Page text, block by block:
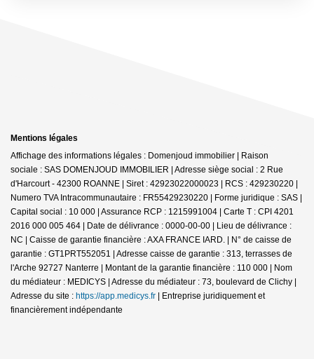
Mentions légales
Affichage des informations légales : Domenjoud immobilier | Raison
sociale : SAS DOMENJOUD IMMOBILIER | Adresse siège social : 2 Rue
d'Harcourt - 42300 ROANNE | Siret : 42923022000023 | RCS : 429230220 |
Numero TVA Intracommunautaire : FR55429230220 | Forme juridique : SAS |
Capital social : 10 000 | Assurance RCP : 1215991004 | Carte T : CPI 4201
2016 000 005 464 | Date de délivrance : 0000-00-00 | Lieu de délivrance :
NC | Caisse de garantie financière : AXA FRANCE IARD. | N° de caisse de
garantie : GT1PRT552051 | Adresse caisse de garantie : 313, terrasses de
l'Arche 92727 Nanterre | Montant de la garantie financière : 110 000 | Nom
du médiateur : MEDICYS | Adresse du médiateur : 73, boulevard de Clichy |
Adresse du site : https://app.medicys.fr | Entreprise juridiquement et
financièrement indépendante